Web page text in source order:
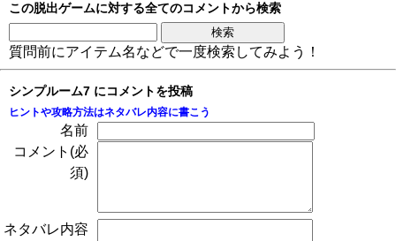
この脱出ゲームに対する全てのコメントから検索
質問前にアイテム名などで一度検索してみよう！
シンプルーム7 にコメントを投稿
ヒントや攻略方法はネタバレ内容に書こう
名前
コメント(必
須)
ネタバレ内容